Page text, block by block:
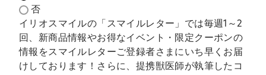
)
否
イリオスマイルの「スマイルレター」では毎週1～2
回、新商品情報やお得なイベント・限定クーポンの
情報をスマイルレターご登録者さまにいち早くお届
けしております！さらに、提携獣医師が執筆したコ